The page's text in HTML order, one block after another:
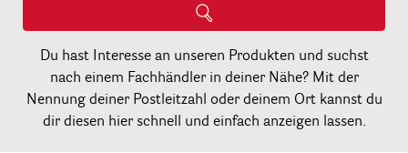
Du hast Interesse an unseren Produkten und suchst
nach einem Fachhändler in deiner Nähe? Mit der
Nennung deiner Postleitzahl oder deinem Ort kannst du
dir diesen hier schnell und einfach anzeigen lassen.